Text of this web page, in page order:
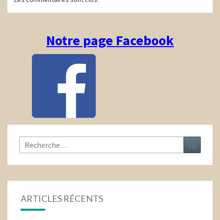
d'article
Notre page Facebook
Rechercher :
ARTICLES RÉCENTS